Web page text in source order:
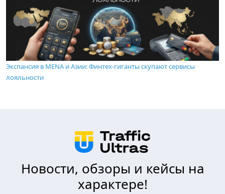
Экспансия в MENA и Азии: Финтех-гиганты скупают сервисы
лояльности
Новости, обзоры и кейсы на
характере!